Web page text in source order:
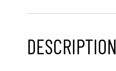
DESCRIPTION